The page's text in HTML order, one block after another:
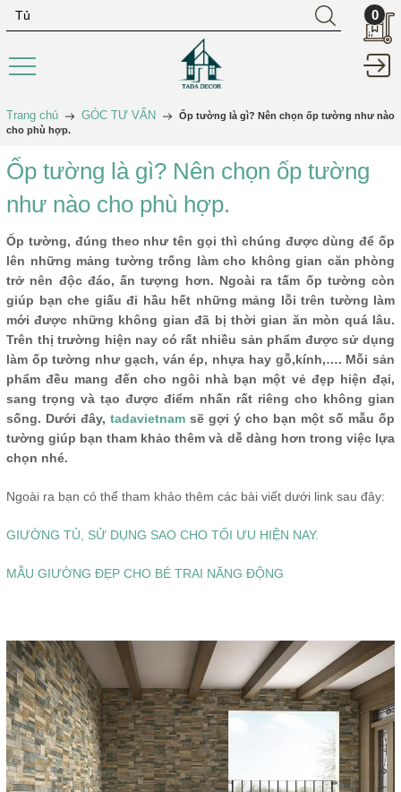
0
Trang chủ GÓC TƯ VẤN
Ốp tường là gì? Nên chọn ốp tường như nào
cho phù hợp.
Ốp tường là gì? Nên chọn ốp tường
như nào cho phù hợp.
Ốp tường, đúng theo như tên gọi thì chúng được dùng để ốp
lên những mảng tường trống làm cho không gian căn phòng
trở nên độc đáo, ấn tượng hơn. Ngoài ra tấm ốp tường còn
giúp bạn che giấu đi hầu hết những mảng lỗi trên tường làm
mới được những không gian đã bị thời gian ăn mòn quá lâu.
Trên thị trường hiện nay có rất nhiều sản phẩm được sử dụng
làm ốp tường như gạch, ván ép, nhựa hay gỗ,kính,…. Mỗi sản
phẩm đều mang đến cho ngôi nhà bạn một vẻ đẹp hiện đại,
sang trọng và tạo được điểm nhấn rất riêng cho không gian
sống. Dưới đây, tadavietnam sẽ gợi ý cho bạn một số mẫu ốp
tường giúp bạn tham khảo thêm và dễ dàng hơn trong việc lựa
chọn nhé.
Ngoài ra bạn có thể tham khảo thêm các bài viết dưới link sau đây:
GIƯỜNG TỦ, SỬ DỤNG SAO CHO TỐI ƯU HIỆN NAY.
MẪU GIƯỜNG ĐẸP CHO BÉ TRAI NĂNG ĐỘNG